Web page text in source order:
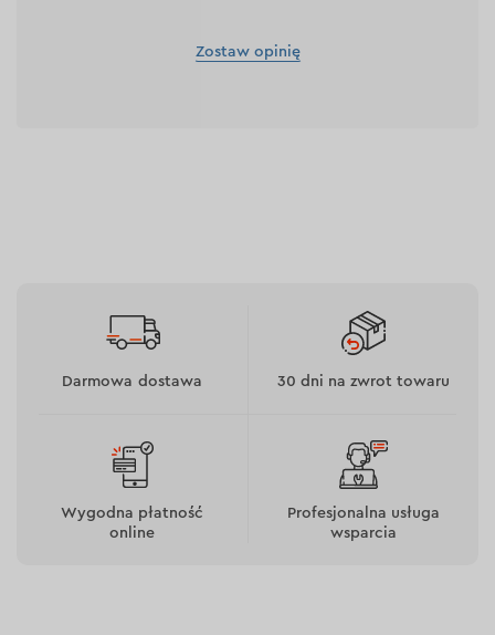
Zostaw opinię
Darmowa dostawa 30 dni na zwrot towaru
Wygodna płatność
online
Profesjonalna usługa
wsparcia